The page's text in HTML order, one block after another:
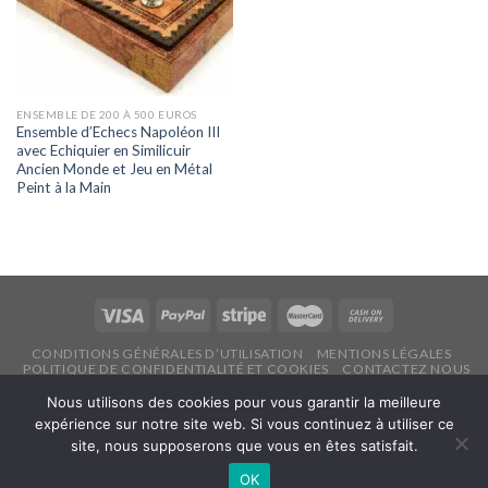
ENSEMBLE DE 200 À 500 EUROS
Ensemble d’Echecs Napoléon III
avec Echiquier en Similicuir
Ancien Monde et Jeu en Métal
Peint à la Main
CONDITIONS GÉNÉRALES D’UTILISATION
MENTIONS LÉGALES
POLITIQUE DE CONFIDENTIALITÉ ET COOKIES
CONTACTEZ NOUS
Copyright 2026 ©Echecsonline.net
Français
Nous utilisons des cookies pour vous garantir la meilleure
expérience sur notre site web. Si vous continuez à utiliser ce
site, nous supposerons que vous en êtes satisfait.
OK